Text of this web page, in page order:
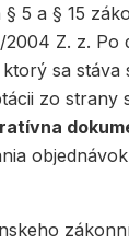
5 a § 15
Z. z. Po
ktorý sa stáva
zo strany